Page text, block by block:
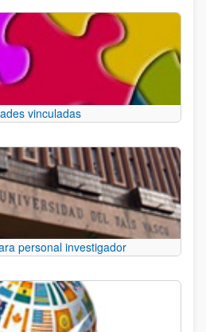
vinculadas
personal investigador